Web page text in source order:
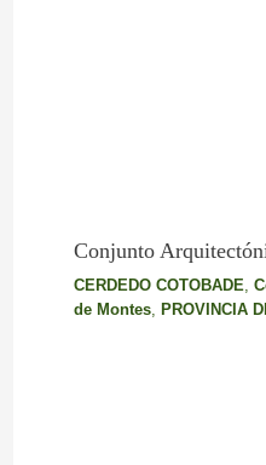
Conjunto
CERDEDO COTOBADE,
de Montes, PROVINCIA